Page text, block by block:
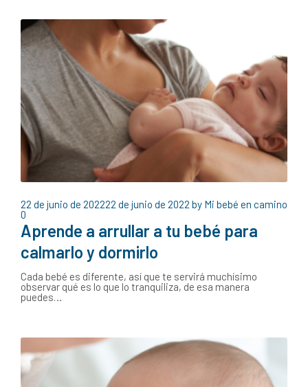
22 de junio de 202222 de junio de 2022 by Mi bebé en camino
0
Aprende a arrullar a tu bebé para
calmarlo y dormirlo
Cada bebé es diferente, así que te servirá muchísimo
observar qué es lo que lo tranquiliza, de esa manera
puedes…